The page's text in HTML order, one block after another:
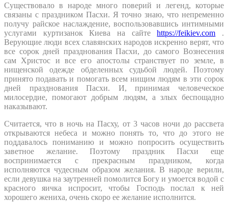
Существовало в народе много поверий и легенд, которые
связаны с праздником Пасхи. Я точно знаю, что непременно
получу райское наслаждение, воспользовавшись интимными
услугами куртизанок Киева на сайтеhttps://feikiev.com
.
Верующие люди всех славянских народов искренно верят, что
все сорок дней празднования Пасхи, до самого Вознесения
сам Христос и все его апостолы странствует по земле, в
нищенской одежде обделенных судьбой людей. Поэтому
принято подавать и помогать всем нищим людям в эти сорок
дней празднования Пасхи. И, принимая человеческое
милосердие, помогают добрым людям, а злых беспощадно
наказывают.
Считается, что в ночь на Пасху, от 3 часов ночи до рассвета
открываются небеса и можно понять то, что до этого не
поддавалось пониманию и можно попросить осуществить
заветное желание. Поэтому праздник Пасхи еще
воспринимается с прекрасным праздником, когда
исполняются чудесным образом желания. В народе верили,
если девушка на заутренней помолится Богу и умоется водой с
красного яичка испросит, чтобы Господь послал к ней
хорошего жениха, очень скоро ее желание исполнится.